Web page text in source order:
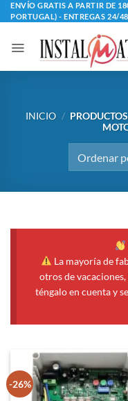
Saltar
al
contenido
ENVÍO GRATIS A PARTIR DE
PORTUGAL) - ENTREGAS 24/
INICIO /
La mayoría de
otros de
téngalo en cuenta y
-26%